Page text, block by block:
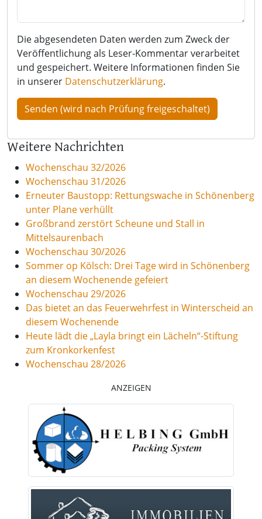
Die abgesendeten Daten werden zum Zweck der
Veröffentlichung als Leser-Kommentar verarbeitet
und gespeichert. Weitere Informationen finden Sie
in unserer Datenschutzerklärung.
Weitere Nachrichten
Wochenschau 32/2026
Wochenschau 31/2026
Erneuter Baustopp: Rettungswache in Schönenberg
unter Plane verhüllt
Großbrand zerstört Scheune und Stall in
Mittelsaurenbach
Wochenschau 30/2026
Sommer op Kölsch: Drei Tage wird in Schönenberg
an diesem Wochenende gefeiert
Wochenschau 29/2026
Das bietet an das Feuerwehrfest in Winterscheid an
diesem Wochenende
Heute lädt die „Layla bringt ein Lächeln“-Stiftung
zum Kronkorkenfest
Wochenschau 28/2026
ANZEIGEN